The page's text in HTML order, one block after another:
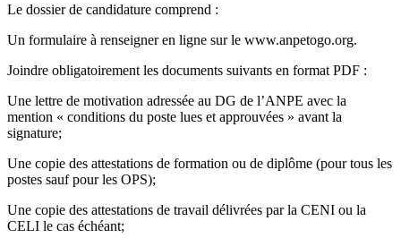
Le dossier de candidature comprend :
Un formulaire à renseigner en ligne sur le www.anpetogo.org.
Joindre obligatoirement les documents suivants en format PDF :
Une lettre de motivation adressée au DG de l’ANPE avec la
mention « conditions du poste lues et approuvées » avant la
signature;
Une copie des attestations de formation ou de diplôme (pour tous les
postes sauf pour les OPS);
Une copie des attestations de travail délivrées par la CENI ou la
CELI le cas échéant;